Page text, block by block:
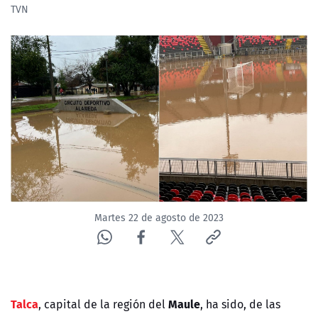
PROGRAMAS
TELESERIES
NTV
ACTUALIDAD Y TENDENCIAS
CORPORATIVO Y TRANSPARENCIA
CANAL DE DENUNCIAS
ÁREA DE PROYECTOS
TVN
Martes 22 de agosto de 2023
Talca, capital de la región delMaule, ha sido, de las